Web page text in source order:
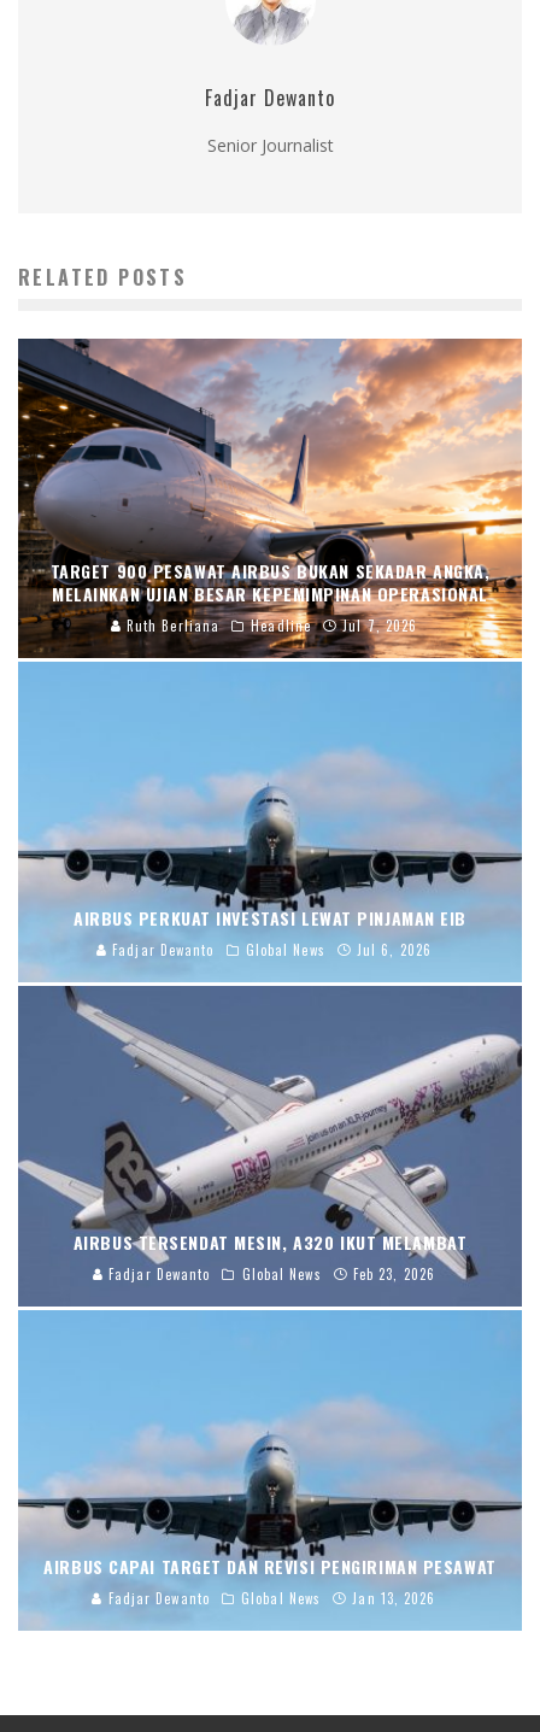
Fadjar Dewanto
Senior Journalist
RELATED POSTS
TARGET 900 PESAWAT AIRBUS BUKAN SEKADAR ANGKA,
MELAINKAN UJIAN BESAR KEPEMIMPINAN OPERASIONAL
Ruth Berliana Headline Jul 7, 2026
AIRBUS PERKUAT INVESTASI LEWAT PINJAMAN EIB
Fadjar Dewanto Global News Jul 6, 2026
AIRBUS TERSENDAT MESIN, A320 IKUT MELAMBAT
Fadjar Dewanto Global News Feb 23, 2026
AIRBUS CAPAI TARGET DAN REVISI PENGIRIMAN PESAWAT
Fadjar Dewanto Global News Jan 13, 2026